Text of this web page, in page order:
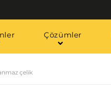
Çözümler
çelik